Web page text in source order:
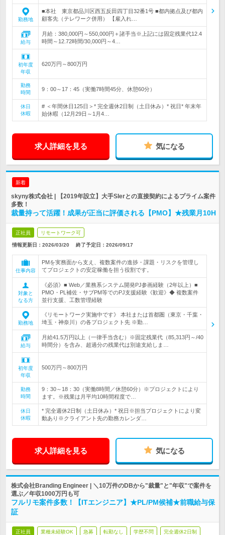
勤務地
■本社 東京都品川区西五反田四丁目32番1号 ■都内拠点及び都内
顧客先（テレワーク併用） 【雇入れ…
給与
月給：380,000円～550,000円＋諸手当※上記には固定残業代12.4
時間～12.72時間/30,000円～4…
初年度
年収
620万円～800万円
勤務
時間
9：00～17：45（実働7時間45分、休憩60分）
休日
休暇
# ＜年間休日125日＞* 完全週休2日制（土日休み）* 祝日* 年末年
始休暇（12月29日～1月4…
求人詳細を見る 気になる
新着
skyny株式会社 | 【2019年設立】大手SIerとの直接契約によるプライム案件
多数！
裁量持って活躍！成果が正当に評価される【PMO】★残業月10H
正社員 リモートワーク可
情報更新日：2026/03/20 終了予定日： 2026/09/17
仕事内容
PMを実務面から支え、複数案件の進捗・課題・リスクを管理し
てプロジェクトの安定稼働を担う役割です。
対象と
なる方
《必須》■ Web／業務系システム開発PJ参画経験（2年以上）■
PMO・PL補佐・サブPM等でのPJ支援経験《歓迎》◆ 複数案件
並行支援、工数管理経験
勤務地
《リモートワーク実施中です》 本社または首都圏（東京・千葉・
埼玉・神奈川）の各プロジェクト先 ※勤…
給与
月給41.5万円以上（一律手当含む）※固定残業代（85,313円～/40
時間分）を含み、超過分の残業代は別途支給しま…
初年度
年収
500万円～800万円
勤務
時間
9：30～18：30（実働8時間／休憩60分）※プロジェクトにより
ます。※残業は月平均10時間程度で…
休日
休暇
* 完全週休2日制（土日休み）* 祝日※担当プロジェクトにより変
動あり※クライアント先の勤務カレンダ…
求人詳細を見る 気になる
株式会社Branding Engineer | ＼10万件のDBから"裁量"と"年収"で案件を
選ぶ／年収1000万円も可
フルリモ案件多数！【ITエンジニア】★PL/PM候補★前職給与保
証
正社員 業種未経験OK 急募 転勤なし 学歴不問 完全週休2日制